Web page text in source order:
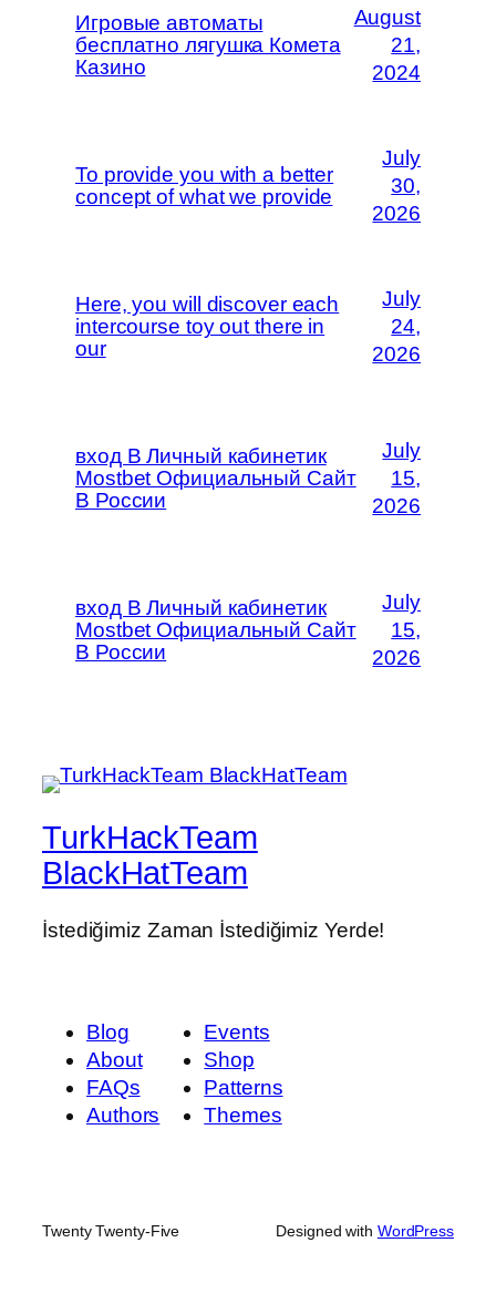
Игровые автоматы
бесплатно лягушка Комета
Казино
August
21,
2024
To provide you with a better
concept of what we provide
July
30,
2026
Here, you will discover each
intercourse toy out there in
our
July
24,
2026
вход В Личный кабинетик
Mostbet Официальный Сайт
В России
July
15,
2026
вход В Личный кабинетик
Mostbet Официальный Сайт
В России
July
15,
2026
TurkHackTeam
BlackHatTeam
İstediğimiz Zaman İstediğimiz Yerde!
Blog
About
FAQs
Authors
Events
Shop
Patterns
Themes
Twenty Twenty-Five Designed with WordPress